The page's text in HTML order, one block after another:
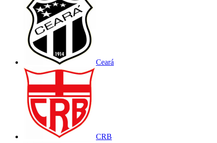
Ceará
CRB